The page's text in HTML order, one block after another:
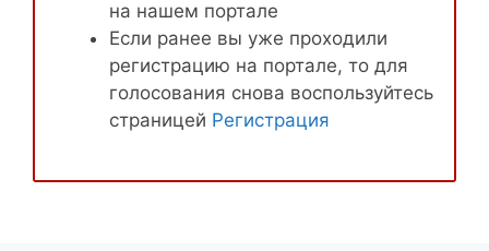
на нашем портале
Если ранее вы уже проходили
регистрацию на портале, то для
голосования снова воспользуйтесь
страницей Регистрация